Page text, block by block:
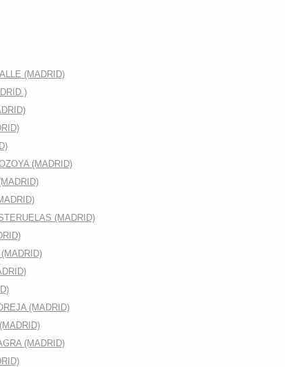
(MADRID)
)
(MADRID)
(MADRID)
(MADRID)
(MADRID)